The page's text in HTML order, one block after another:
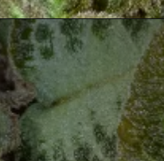
Opening